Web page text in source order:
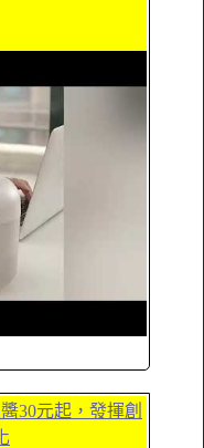
30元起，發揮創